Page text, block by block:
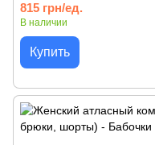
815 грн/ед.
В наличии
Купить